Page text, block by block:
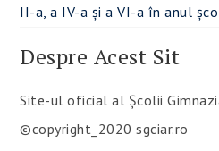
II-a, a IV-a și a VI-a în anul
Despre Acest Sit
Site-ul oficial al Școlii
©copyright_2020 sgciar.ro